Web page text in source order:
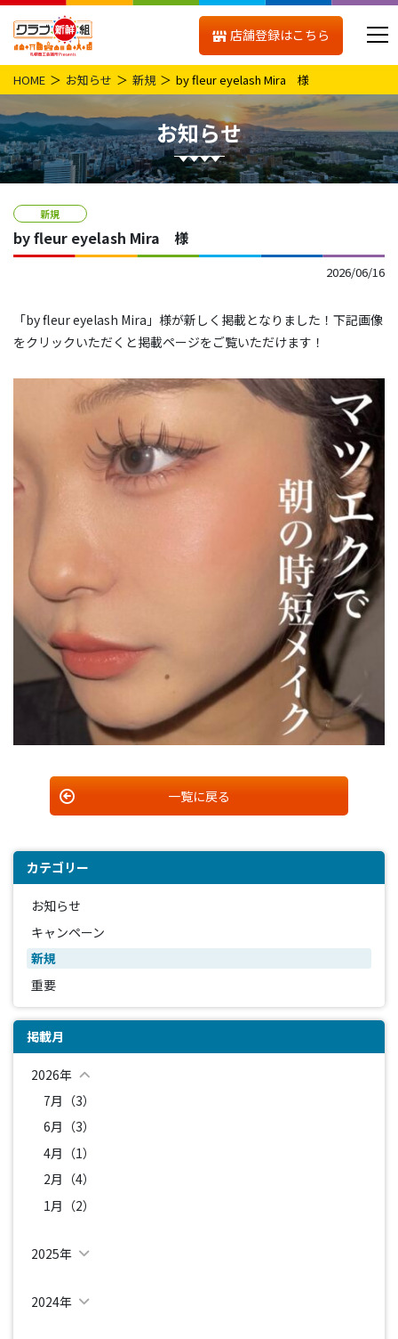
店舗登録はこちら
HOME お知らせ 新規 by fleur eyelash Mira 様
お知らせ
新規
by fleur eyelash Mira 様
2026/06/16
「by fleur eyelash Mira」様が新しく掲載となりました！下記画像
をクリックいただくと掲載ページをご覧いただけます！
一覧に戻る
カテゴリー
お知らせ
キャンペーン
新規
重要
掲載月
2026年
7月（3）
6月（3）
4月（1）
2月（4）
1月（2）
2025年
2024年